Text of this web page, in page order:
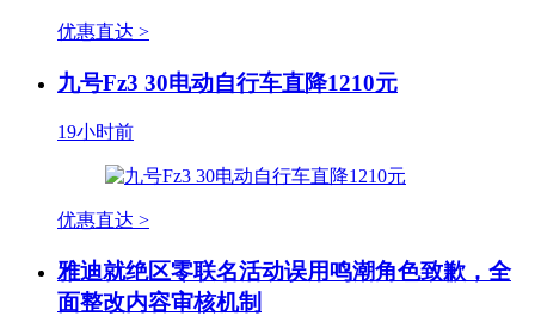
优惠直达 >
九号Fz3 30电动自行车直降1210元
19小时前
优惠直达 >
雅迪就绝区零联名活动误用鸣潮角色致歉，全
面整改内容审核机制